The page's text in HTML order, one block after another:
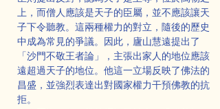
上，而僧人應該是天子的臣屬，並不應該讓天
子下令聽教。這兩種權力的對立，隨後的歷史
中成為常見的爭議。因此，廬山慧遠提出了
「沙門不敬王者論」，主張出家人的地位應該
遠超過天子的地位。他這一立場反映了佛法的
昌盛，並強烈表達出對國家權力干預佛教的抗
拒。